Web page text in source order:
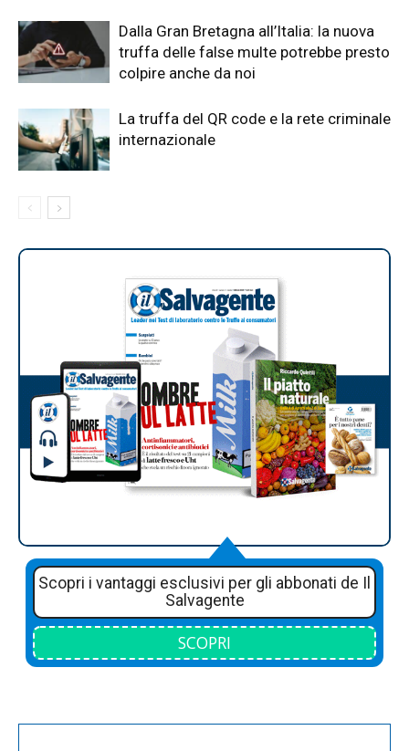
Dalla Gran Bretagna all’Italia: la nuova
truffa delle false multe potrebbe presto
colpire anche da noi
La truffa del QR code e la rete criminale
internazionale
Scopri i vantaggi esclusivi per gli abbonati de Il
Salvagente
SCOPRI